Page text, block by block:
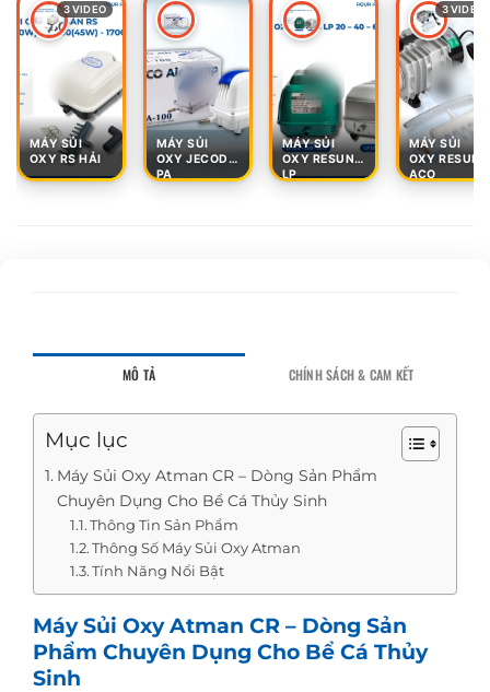
3 VIDEO
MÁY SỦI
OXY RS HẢI
MÁY SỦI
OXY JECOD
PA
MÁY SỦI
OXY RESUN
LP
3 VIDEO
MÁY SỦI
OXY RESUN
ACO
MÔ TẢ CHÍNH SÁCH & CAM KẾT
Mục lục
Máy Sủi Oxy Atman CR – Dòng Sản Phẩm
Chuyên Dụng Cho Bể Cá Thủy Sinh
Thông Tin Sản Phẩm
Thông Số Máy Sủi Oxy Atman
Tính Năng Nổi Bật
Máy Sủi Oxy Atman CR – Dòng Sản
Phẩm Chuyên Dụng Cho Bể Cá Thủy
Sinh